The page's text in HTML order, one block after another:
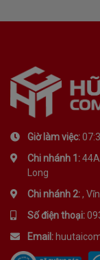
Giờ làm việc:
Chi nhánh 1:
Long
Chi nhánh 2:,
Số điện thoại:
Email: